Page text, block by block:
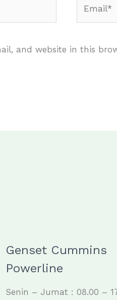
and website in this
Genset Cummins
Powerline
Senin – Jumat : 08.00 –